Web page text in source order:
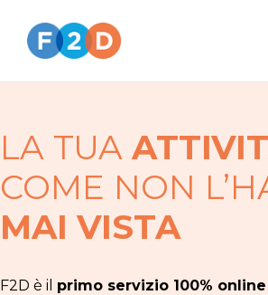
LA TUA
COME NON
MAI VISTA
F2D è il primo servizio 100% online